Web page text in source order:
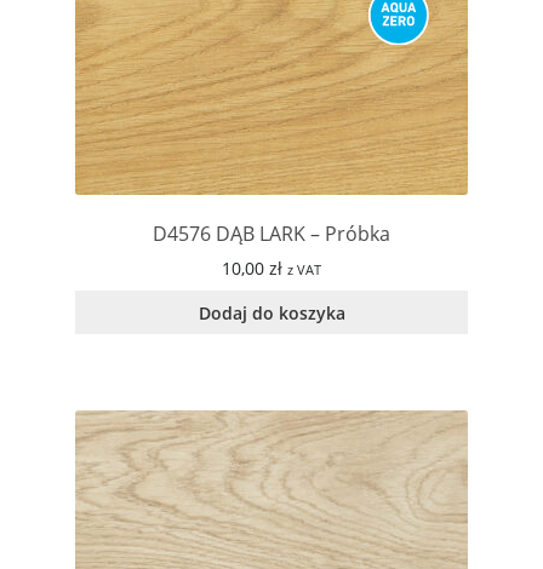
D4576 DĄB LARK – Próbka
10,00 zł z VAT
Dodaj do koszyka